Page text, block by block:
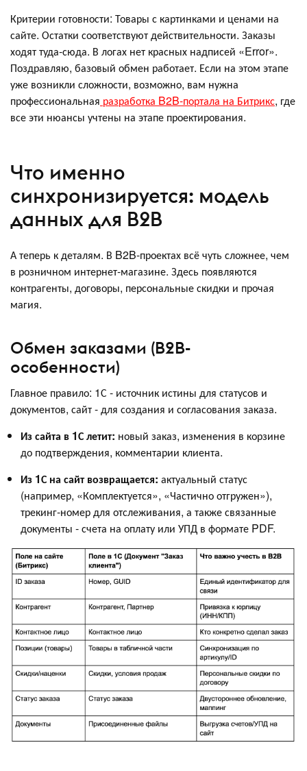
Критерии готовности: Товары с картинками и ценами на
сайте. Остатки соответствуют действительности. Заказы
ходят туда-сюда. В логах нет красных надписей «Error».
Поздравляю, базовый обмен работает. Если на этом этапе
уже возникли сложности, возможно, вам нужна
профессиональная разработка B2B-портала на Битрикс, где
все эти нюансы учтены на этапе проектирования.
Что именно
синхронизируется: модель
данных для B2B
А теперь к деталям. В B2B-проектах всё чуть сложнее, чем
в розничном интернет-магазине. Здесь появляются
контрагенты, договоры, персональные скидки и прочая
магия.
Обмен заказами (B2B-
особенности)
Главное правило: 1С - источник истины для статусов и
документов, сайт - для создания и согласования заказа.
Из сайта в 1С летит: новый заказ, изменения в корзине
до подтверждения, комментарии клиента.
Из 1С на сайт возвращается: актуальный статус
(например, «Комплектуется», «Частично отгружен»),
трекинг-номер для отслеживания, а также связанные
документы - счета на оплату или УПД в формате PDF.